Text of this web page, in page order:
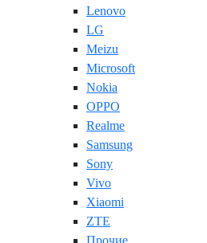
Lenovo
LG
Meizu
Microsoft
Nokia
OPPO
Realme
Samsung
Sony
Vivo
Xiaomi
ZTE